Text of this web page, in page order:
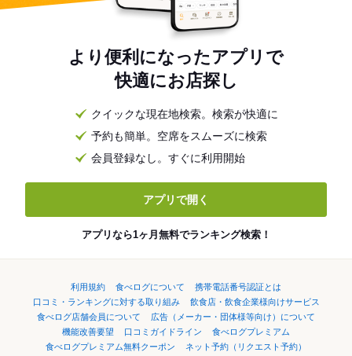
より便利になったアプリで
快適にお店探し
クイックな現在地検索。検索が快適に
予約も簡単。空席をスムーズに検索
会員登録なし。すぐに利用開始
アプリで開く
アプリなら1ヶ月無料でランキング検索！
利用規約 食べログについて
携帯電話番号認証とは
口コミ・ランキングに対する取り組み
飲食店・飲食企業様向けサービス
食べログ店舗会員について
広告（メーカー・団体様等向け）について
機能改善要望
口コミガイドライン
食べログプレミアム
食べログプレミアム無料クーポン
ネット予約（リクエスト予約）